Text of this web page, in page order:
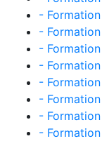
-
-
-
-
-
-
-
-